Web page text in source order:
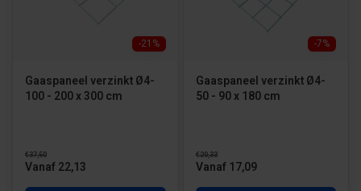
-21%
Gaaspaneel verzinkt Ø4-
100 - 200 x 300 cm
€37,50
Vanaf 22,13
-7%
Gaaspaneel verzinkt Ø4-
50 - 90 x 180 cm
€20,33
Vanaf 17,09